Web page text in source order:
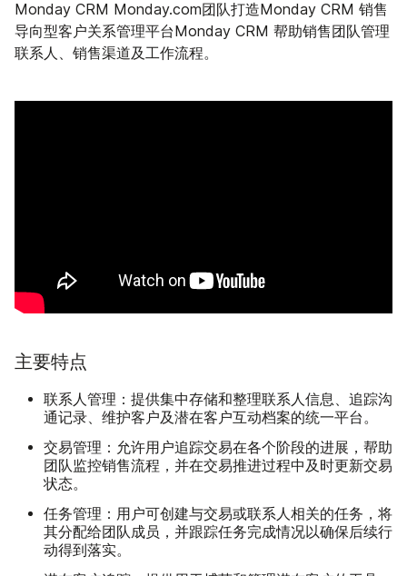
Monday CRM Monday.com团队打造Monday CRM 销售
导向型客户关系管理平台Monday CRM 帮助销售团队管理
联系人、销售渠道及工作流程。
主要特点
联系人管理 ：提供集中存储和整理联系人信息、追踪沟
通记录、维护客户及潜在客户互动档案的统一平台。
交易管理 ：允许用户追踪交易在各个阶段的进展，帮助
团队监控销售流程，并在交易推进过程中及时更新交易
状态。
任务管理 ：用户可创建与交易或联系人相关的任务，将
其分配给团队成员，并跟踪任务完成情况以确保后续行
动得到落实。